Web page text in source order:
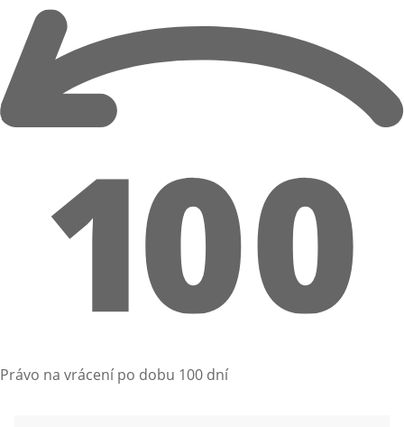
Právo na vrácení po dobu 100 dní